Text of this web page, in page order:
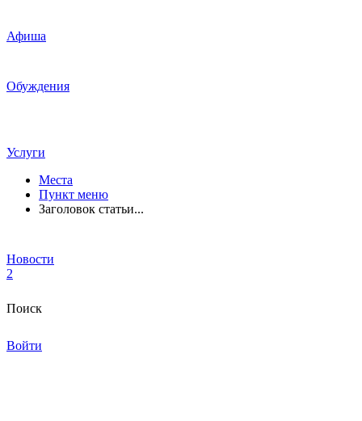
Афиша
Обуждения
Услуги
Места
Пункт меню
Заголовок статьи...
Новости
2
Поиск
Войти